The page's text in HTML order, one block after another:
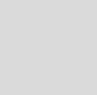
bij de producten